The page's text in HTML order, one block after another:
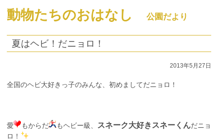
動物たちのおはなし 公園だより
夏はヘビ！だニョロ！
2013年5月27日
全国のヘビ大好きっ子のみんな、初めましてだニョロ！
愛 もからだ もヘビー級、 スネーク大好きスネーくんだニョ
ロ！